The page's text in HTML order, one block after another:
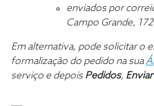
enviados por
Campo Grande,
Em alternativa, pode solicitar o
formalização do pedido na sua
serviço e depois Pedidos,